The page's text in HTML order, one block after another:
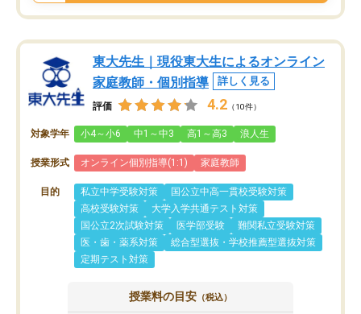
東大先生｜現役東大生によるオンライン
家庭教師・個別指導
詳しく見る
評価 4.2 （10件）
対象学年 小4～小6 中1～中3 高1～高3 浪人生
授業形式 オンライン個別指導(1:1) 家庭教師
目的 私立中学受験対策
国公立中高一貫校受験対策
高校受験対策
大学入学共通テスト対策
国公立2次試験対策
医学部受験
難関私立受験対策
医・歯・薬系対策
総合型選抜・学校推薦型選抜対策
定期テスト対策
授業料の目安 （税込）